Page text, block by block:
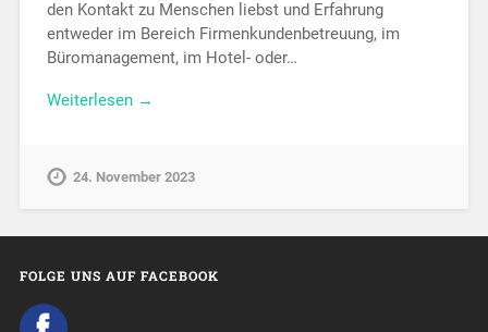
den Kontakt zu Menschen liebst und Erfahrung
entweder im Bereich Firmenkundenbetreuung, im
Büromanagement, im Hotel- oder…
Weiterlesen →
24. November 2023
FOLGE UNS AUF FACEBOOK